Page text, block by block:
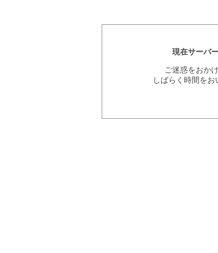
現在サーバ
ご迷惑をおか
しばらく時間を